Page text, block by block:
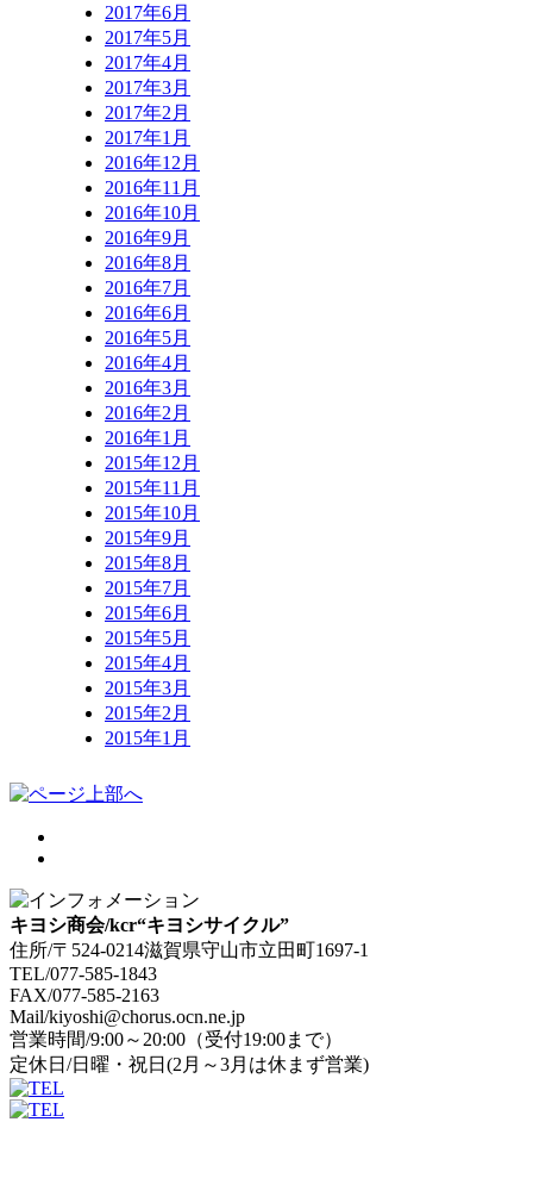
2017年6月
2017年5月
2017年4月
2017年3月
2017年2月
2017年1月
2016年12月
2016年11月
2016年10月
2016年9月
2016年8月
2016年7月
2016年6月
2016年5月
2016年4月
2016年3月
2016年2月
2016年1月
2015年12月
2015年11月
2015年10月
2015年9月
2015年8月
2015年7月
2015年6月
2015年5月
2015年4月
2015年3月
2015年2月
2015年1月
キヨシ商会/kcr“キヨシサイクル”
住所/〒524-0214滋賀県守山市立田町1697-1
TEL/077-585-1843
FAX/077-585-2163
Mail/kiyoshi@chorus.ocn.ne.jp
営業時間/9:00～20:00（受付19:00まで）
定休日/日曜・祝日(2月～3月は休まず営業)